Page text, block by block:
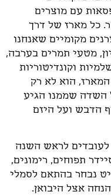
עם מוצרים
כל מארז של דרך
מקומיים שאנחנו
מטעי תמרים בערבה,
וקונדיטוריות
הוא לא רק
השדה שממנו הגיע
הדבש ועל היזם
לעובדים לראש השנה
תפוחים, רימונים,
נבחר בהתאם לסמלי
אצל היבואן.